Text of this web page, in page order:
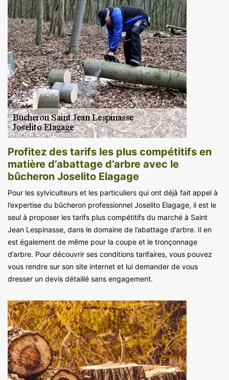
Profitez des tarifs les plus compétitifs en
matière d’abattage d’arbre avec le
bûcheron Joselito Elagage
Pour les sylviculteurs et les particuliers qui ont déjà fait appel à
l’expertise du bûcheron professionnel Joselito Elagage, il est le
seul à proposer les tarifs plus compétitifs du marché à Saint
Jean Lespinasse, dans le domaine de l’abattage d’arbre. Il en
est également de même pour la coupe et le tronçonnage
d’arbre. Pour découvrir ses conditions tarifaires, vous pouvez
vous rendre sur son site internet et lui demander de vous
dresser un devis détaillé sans engagement.